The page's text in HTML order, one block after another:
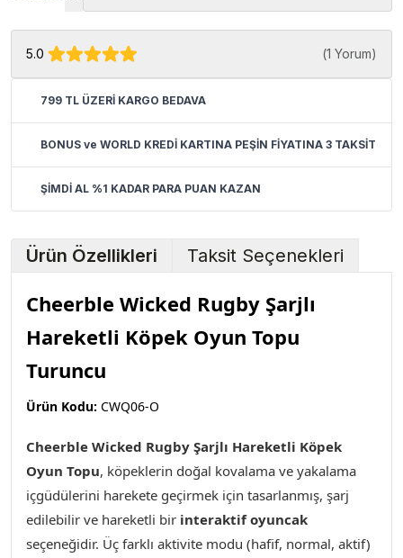
5.0 (1 Yorum)
799 TL ÜZERİ KARGO BEDAVA
BONUS ve WORLD KREDİ KARTINA PEŞİN FİYATINA 3 TAKSİT
ŞİMDİ AL %1 KADAR PARA PUAN KAZAN
Ürün Özellikleri Taksit Seçenekleri
Cheerble Wicked Rugby Şarjlı
Hareketli Köpek Oyun Topu
Turuncu
Ürün Kodu: CWQ06-O
Cheerble Wicked Rugby Şarjlı Hareketli Köpek
Oyun Topu, köpeklerin doğal kovalama ve yakalama
içgüdülerini harekete geçirmek için tasarlanmış, şarj
edilebilir ve hareketli bir interaktif oyuncak
seçeneğidir. Üç farklı aktivite modu (hafif, normal, aktif)